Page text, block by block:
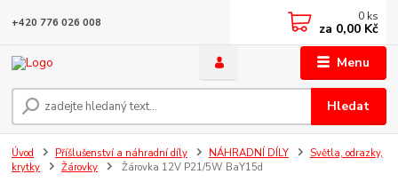
Menu
Hledat
+420 776 026 008 0 ks
za 0,00 Kč
Úvod Příšlušenství a náhradní díly NÁHRADNÍ DÍLY
Světla, odrazky,
krytky
Žárovky Žárovka 12V P21/5W BaY15d